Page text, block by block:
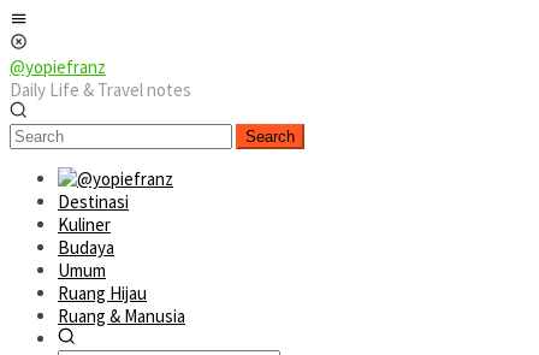
Skip
to
content
@yopiefranz
Daily Life & Travel notes
Search
Destinasi
Kuliner
Budaya
Umum
Ruang Hijau
Ruang & Manusia